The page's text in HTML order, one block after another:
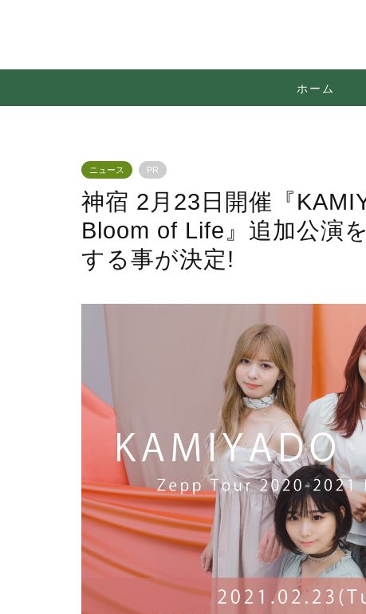
ホーム
ニュース PR
神宿 2月23日開催『
Bloom of Life』追加公演
する事が決定!